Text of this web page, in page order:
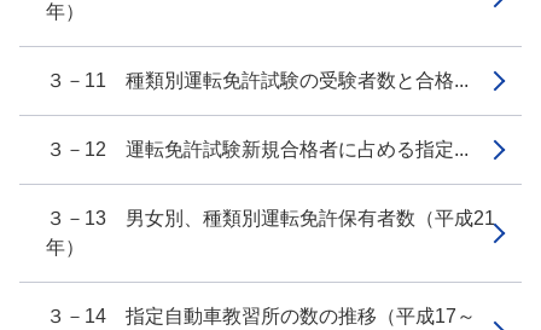
年）
３－11 種類別運転免許試験の受験者数と合格...
３－12 運転免許試験新規合格者に占める指定...
３－13 男女別、種類別運転免許保有者数（平成21
年）
３－14 指定自動車教習所の数の推移（平成17～